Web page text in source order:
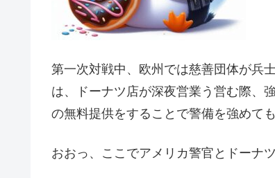
第一次対戦中、欧州では慈善団体が兵
は、ドーナツ店が深夜営業う営む際、
の無料提供をすることで警備を強めて
おおっ、ここでアメリカ警官とドーナ